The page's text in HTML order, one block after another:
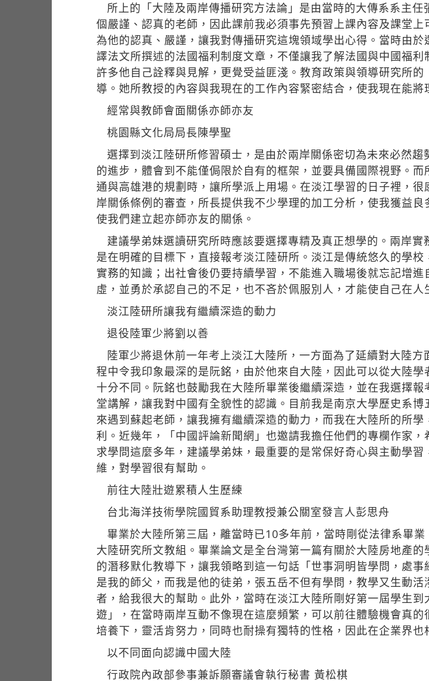
所上的「大陸及兩岸傳播研究方法論」是由當時的大傳系系主
個嚴謹、認真的老師，因此課前我必須事先預習上課內容及課堂
為他的認真、嚴謹，讓我對傳播研究這塊領域學出心得。當時由
譯法文所撰述的法國福利制度文章，不僅讓我了解法國與中國福
許多他自己詮釋與見解，更覺受益匪淺。教育政策與領導研究所
導。她所教授的內容與我現在的工作內容緊密結合，使我現在能將
經常與教師會面關係亦師亦友
桃園縣文化局局長陳學聖
選擇到淡江陸研所修習碩士，是由於兩岸關係密切為未來必然
的進步，體會到不能僅侷限於自有的框架，並要具備國際視野。
通與高雄港的規劃時，讓所學派上用場。在淡江學習的日子裡，
岸關係條例的審查，所長提供我不少學理的加工分析，使我獲益
使我們建立起亦師亦友的關係。
建議學弟妹選讀研究所時應該要選擇專精及真正想學的。兩岸
是在明確的目標下，直接報考淡江陸研所。淡江是傳統悠久的學
實務的知識；出社會後仍要持續學習，不能進入職場後就忘記增
虛，並勇於承認自己的不足，也不吝於佩服別人，才能使自己在人
淡江陸研所讓我有繼續深造的動力
退役陸軍少將劉以善
陸軍少將退休前一年考上淡江大陸所，一方面為了延續對大陸
程中令我印象最深的是阮銘，由於他來自大陸，因此可以從大陸
十分不同。阮銘也鼓勵我在大陸所畢業後繼續深造，並在我選擇
堂講解，讓我對中國有全貌性的認識。目前我是南京大學歷史系
來遇到蘇起老師，讓我擁有繼續深造的動力，而我在大陸所的所
利。近幾年，「中國評論新聞網」也邀請我擔任他們的專欄作家
求學問這麼多年，建議學弟妹，最重要的是常保好奇心與主動學
維，對學習很有幫助。
前往大陸壯遊累積人生歷練
台北海洋技術學院國貿系助理教授兼公關室發言人彭思舟
畢業於大陸所第三屆，離當時已10多年前，當時剛從法律系畢
大陸研究所文教組。畢業論文是全台灣第一篇有關於大陸房地產
的潛移默化教導下，讓我領略到這一句話「世事洞明皆學問，處
是我的師父，而我是他的徒弟，張五岳不但有學問，教學又生動
者，給我很大的幫助。此外，當時在淡江大陸所剛好第一屆學生
遊」，在當時兩岸互動不像現在這麼頻繁，可以前往體驗機會真
培養下，靈活肯努力，同時也耐操有獨特的性格，因此在企業界也
以不同面向認識中國大陸
行政院內政部參事兼訴願審議會執行秘書 黃松棋